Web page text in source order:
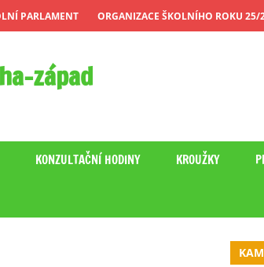
PARLAMENT ORGANIZACE ŠKOLNÍHO ROKU 25/
západ
KONZULTAČNÍ HODINY KROUŽKY